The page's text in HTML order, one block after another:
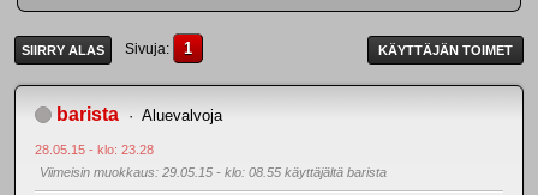
SIIRRY ALAS Sivuja 1 KÄYTTÄJÄN TOIMET
barista Aluevalvoja
28.05.15 - klo: 23.28
Viimeisin muokkaus: 29.05.15 - klo: 08.55 käyttäjältä barista